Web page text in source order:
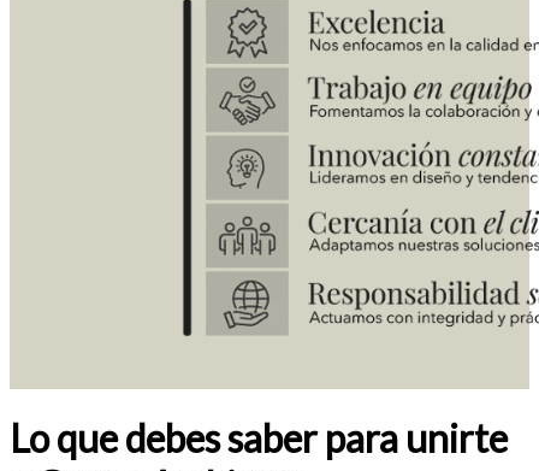
Lo que debes saber para unirte